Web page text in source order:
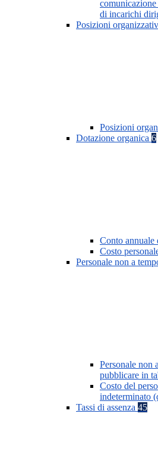
di incarichi
Posizioni
Posizioni
Dotazione organica 6
Conto annuale
Costo
Personale non a
Personale non
pubblicare in
Costo del
indeterminato
Tassi di assenza 45